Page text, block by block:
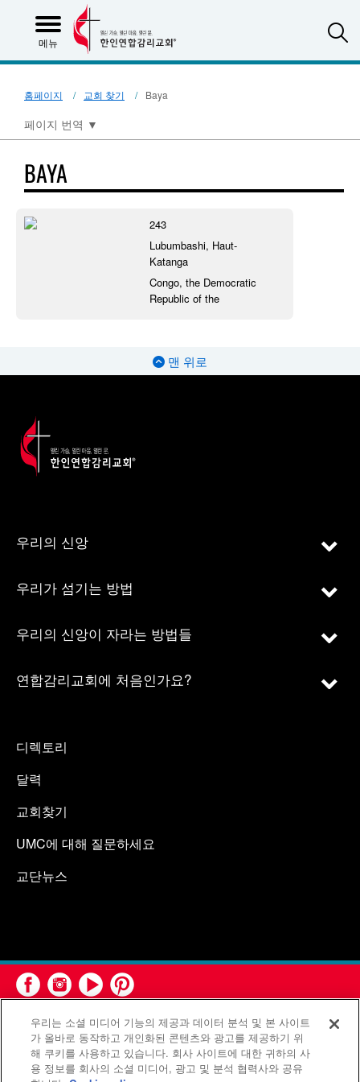
메뉴
홈페이지 교회 찾기 Baya
페이지 번역 ▼
BAYA
243
Lubumbashi, Haut-
Katanga
Congo, the Democratic
Republic of the
맨 위로
우리의 신앙
우리가 섬기는 방법
우리의 신앙이 자라는 방법들
연합감리교회에 처음인가요?
디렉토리
달력
교회찾기
UMC에 대해 질문하세요
교단뉴스
연합감리교회 공보부(United Methodist Communications)는 연
우리는 소셜 미디어 기능의 제공과 데이터 분석 및 본 사이트
가 올바로 동작하고 개인화된 콘텐츠와 광고를 제공하기 위
해 쿠키를 사용하고 있습니다. 회사 사이트에 대한 귀하의 사
용 정보를 회사의 소셜 미디어, 광고 및 분석 협력사와 공유